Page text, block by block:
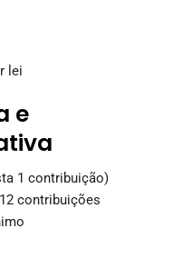
lei
e
1 contribuição)
contribuições